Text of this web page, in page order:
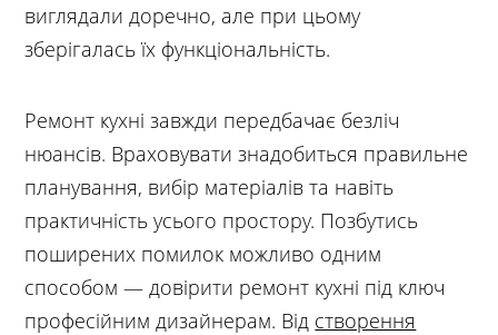
виглядали доречно, але при цьому
зберігалась їх функціональність.
Ремонт кухні завжди передбачає безліч
нюансів. Враховувати знадобиться правильне
планування, вибір матеріалів та навіть
практичність усього простору. Позбутись
поширених помилок можливо одним
способом — довірити ремонт кухні під ключ
професійним дизайнерам. Від створення